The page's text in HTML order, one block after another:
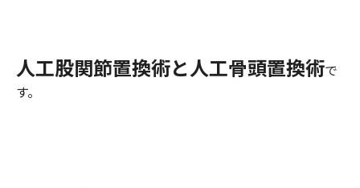
人工股関節置換術と人工骨頭置換術で
す。